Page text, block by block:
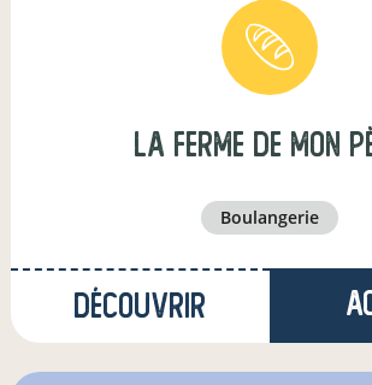
La Ferme de mon
boulangerie
Découvrir